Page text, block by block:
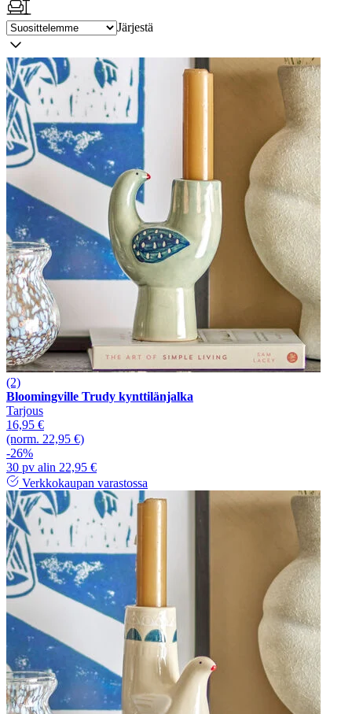
Järjestä
(2)
Bloomingville Trudy kynttilänjalka
Tarjous
16,95 €
(norm. 22,95 €)
-26%
30 pv alin 22,95 €
Verkkokaupan varastossa